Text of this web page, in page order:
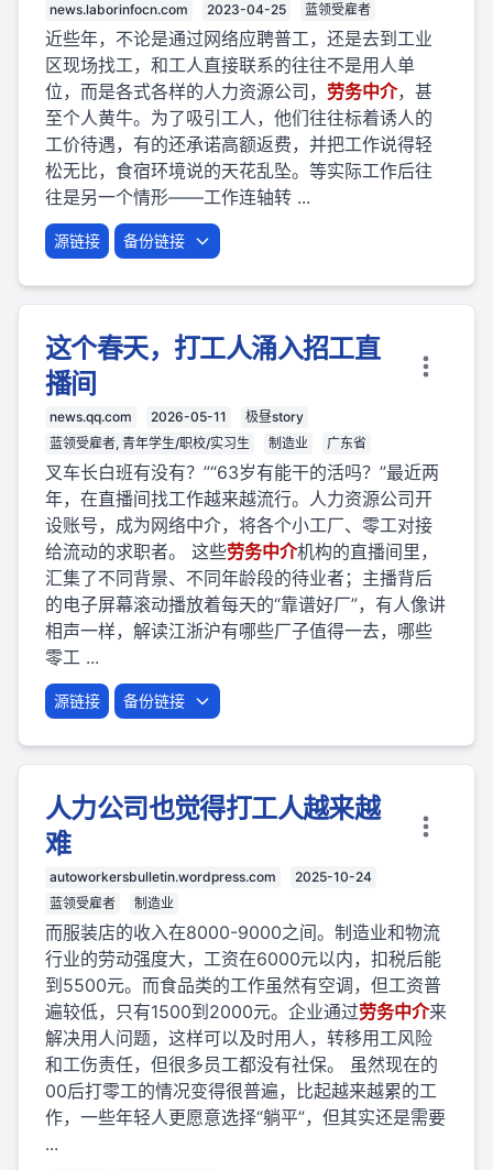
news.laborinfocn.com 2023-04-25 蓝领受雇者
近些年，不论是通过网络应聘普工，还是去到工业
区现场找工，和工人直接联系的往往不是用人单
位，而是各式各样的人力资源公司， 劳务中介，甚
至个人黄牛。为了吸引工人，他们往往标着诱人的
工价待遇，有的还承诺高额返费，并把工作说得轻
松无比，食宿环境说的天花乱坠。等实际工作后往
往是另一个情形——工作连轴转 ...
源链接 备份链接
这个春天，打工人涌入招工直
播间
news.qq.com 2026-05-11
极昼story
蓝领受雇者, 青年学生/职校/实习生
制造业 广东省
叉车长白班有没有？”“63岁有能干的活吗？”最近两
年，在直播间找工作越来越流行。人力资源公司开
设账号，成为网络中介，将各个小工厂、零工对接
给流动的求职者。 这些劳务中介机构的直播间里，
汇集了不同背景、不同年龄段的待业者；主播背后
的电子屏幕滚动播放着每天的“靠谱好厂”，有人像讲
相声一样，解读江浙沪有哪些厂子值得一去，哪些
零工 ...
源链接 备份链接
人力公司也觉得打工人越来越
难
autoworkersbulletin.wordpress.com
2025-10-24
蓝领受雇者
制造业
而服装店的收入在8000-9000之间。制造业和物流
行业的劳动强度大，工资在6000元以内，扣税后能
到5500元。而食品类的工作虽然有空调，但工资普
遍较低，只有1500到2000元。企业通过劳务中介来
解决用人问题，这样可以及时用人，转移用工风险
和工伤责任，但很多员工都没有社保。 虽然现在的
00后打零工的情况变得很普遍，比起越来越累的工
作，一些年轻人更愿意选择“躺平”，但其实还是需要
...